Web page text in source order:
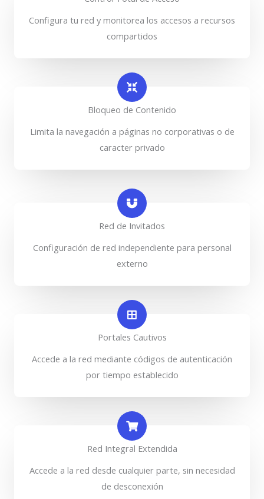
Configura tu red y monitorea los accesos a recursos
compartidos
Bloqueo de Contenido
Limita la navegación a páginas no corporativas o de
caracter privado
Red de Invitados
Configuración de red independiente para personal
externo
Portales Cautivos
Accede a la red mediante códigos de autenticación
por tiempo establecido
Red Integral Extendida
Accede a la red desde cualquier parte, sin necesidad
de desconexión